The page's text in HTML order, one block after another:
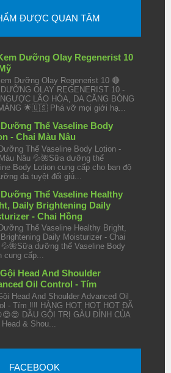
ĐƯỢC QUAN TÂM
Dưỡng Olay Regenerist 10
Dưỡng Olay Regenerist 10 🔴
OLAY REGENERIST 10 -
LÃO HÓA, DA CĂNG BÓNG
🌟🇺🇸 Phá vỡ mọi giới hạ...
Thể Vaseline Body
- Chai Màu Nâu
Thể Vaseline Body Lotion -
Nâu 💦🌺Sữa dưỡng thể
Body Lotion cung cấp cho bạn độ
da tuyệt đối giú...
Thể Vaseline Healthy
Daily Brightening Daily
- Chai Hồng
Thể Vaseline Healthy Bright,
Daily Moisturizer - Chai
💦🌺Sữa dưỡng thể Vaseline Body
cung cấp...
Head And Shoulder
Oil Control - Tím
Head And Shoulder Advanced Oil
- Tím ‼️‼️ HÀNG HOT HOT HOT ĐÃ
DẦU GỘI TRỊ GÀU ĐỈNH CỦA
& Shou...
FACEBOOK